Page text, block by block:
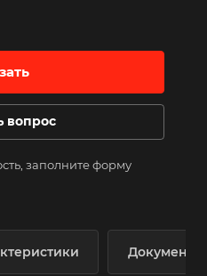
вопрос
заполните форму
Документы